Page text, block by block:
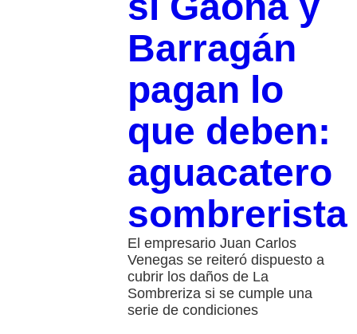
Barragán
pagan lo
que deben:
aguacatero
sombrerista
El empresario Juan Carlos
Venegas se reiteró dispuesto a
cubrir los daños de La
Sombreriza si se cumple una
serie de condiciones